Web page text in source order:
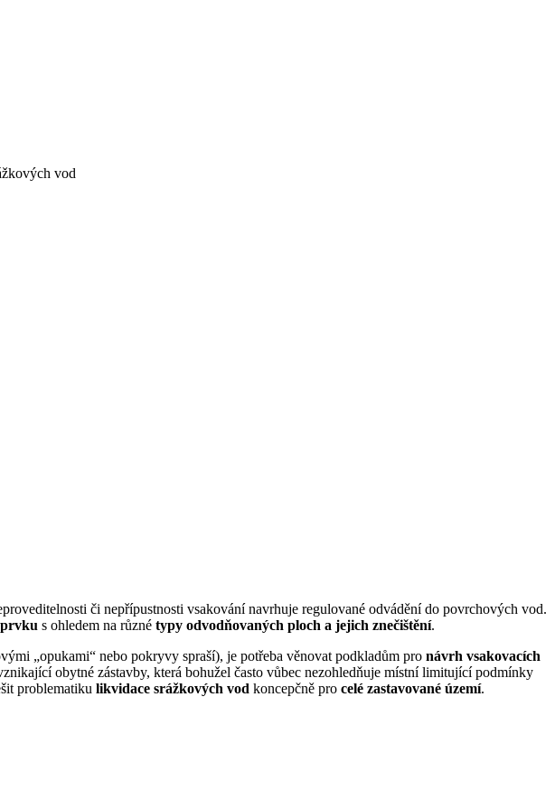
či nepřípustnosti vsakování navrhuje regulované odvádění do povrchových vod.
s ohledem na různé typy odvodňovaných ploch a jejich znečištění.
„opukami“ nebo pokryvy spraší), je potřeba věnovat podkladům pro návrh vsakovacích
obytné zástavby, která bohužel často vůbec nezohledňuje místní limitující podmínky
problematiku likvidace srážkových vod koncepčně pro celé zastavované území.